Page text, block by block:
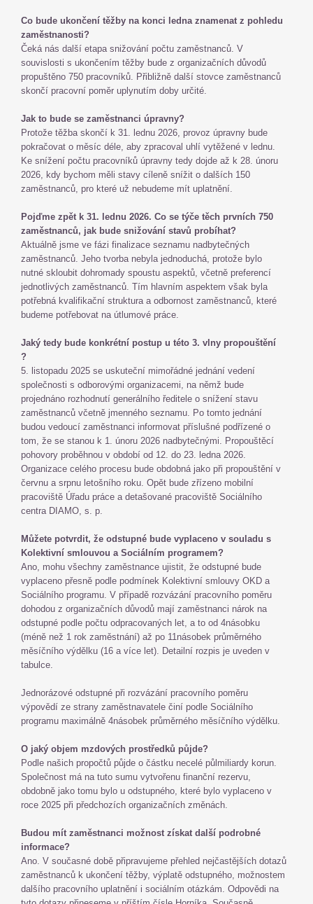
Co bude ukončení těžby na konci ledna znamenat z pohledu
zaměstnanosti?
Čeká nás další etapa snižování počtu zaměstnanců. V
souvislosti s ukončením těžby bude z organizačních důvodů
propuštěno 750 pracovníků. Přibližně další stovce zaměstnanců
skončí pracovní poměr uplynutím doby určité.
Jak to bude se zaměstnanci úpravny?
Protože těžba skončí k 31. lednu 2026, provoz úpravny bude
pokračovat o měsíc déle, aby zpracoval uhlí vytěžené v lednu.
Ke snížení počtu pracovníků úpravny tedy dojde až k 28. únoru
2026, kdy bychom měli stavy cíleně snížit o dalších 150
zaměstnanců, pro které už nebudeme mít uplatnění.
Pojďme zpět k 31. lednu 2026. Co se týče těch prvních 750
zaměstnanců, jak bude snižování stavů probíhat?
Aktuálně jsme ve fázi finalizace seznamu nadbytečných
zaměstnanců. Jeho tvorba nebyla jednoduchá, protože bylo
nutné skloubit dohromady spoustu aspektů, včetně preferencí
jednotlivých zaměstnanců. Tím hlavním aspektem však byla
potřebná kvalifikační struktura a odbornost zaměstnanců, které
budeme potřebovat na útlumové práce.
Jaký tedy bude konkrétní postup u této 3. vlny propouštění
?
5. listopadu 2025 se uskuteční mimořádné jednání vedení
společnosti s odborovými organizacemi, na němž bude
projednáno rozhodnutí generálního ředitele o snížení stavu
zaměstnanců včetně jmenného seznamu. Po tomto jednání
budou vedoucí zaměstnanci informovat příslušné podřízené o
tom, že se stanou k 1. únoru 2026 nadbytečnými. Propouštěcí
pohovory proběhnou v období od 12. do 23. ledna 2026.
Organizace celého procesu bude obdobná jako při propouštění v
červnu a srpnu letošního roku. Opět bude zřízeno mobilní
pracoviště Úřadu práce a detašované pracoviště Sociálního
centra DIAMO, s. p.
Můžete potvrdit, že odstupné bude vyplaceno v souladu s
Kolektivní smlouvou a Sociálním programem?
Ano, mohu všechny zaměstnance ujistit, že odstupné bude
vyplaceno přesně podle podmínek Kolektivní smlouvy OKD a
Sociálního programu. V případě rozvázání pracovního poměru
dohodou z organizačních důvodů mají zaměstnanci nárok na
odstupné podle počtu odpracovaných let, a to od 4násobku
(méně než 1 rok zaměstnání) až po 11násobek průměrného
měsíčního výdělku (16 a více let). Detailní rozpis je uveden v
tabulce.
Jednorázové odstupné při rozvázání pracovního poměru
výpovědí ze strany zaměstnavatele činí podle Sociálního
programu maximálně 4násobek průměrného měsíčního výdělku.
O jaký objem mzdových prostředků půjde?
Podle našich propočtů půjde o částku necelé půlmiliardy korun.
Společnost má na tuto sumu vytvořenu finanční rezervu,
obdobně jako tomu bylo u odstupného, které bylo vyplaceno v
roce 2025 při předchozích organizačních změnách.
Budou mít zaměstnanci možnost získat další podrobné
informace?
Ano. V současné době připravujeme přehled nejčastějších dotazů
zaměstnanců k ukončení těžby, výplatě odstupného, možnostem
dalšího pracovního uplatnění i sociálním otázkám. Odpovědi na